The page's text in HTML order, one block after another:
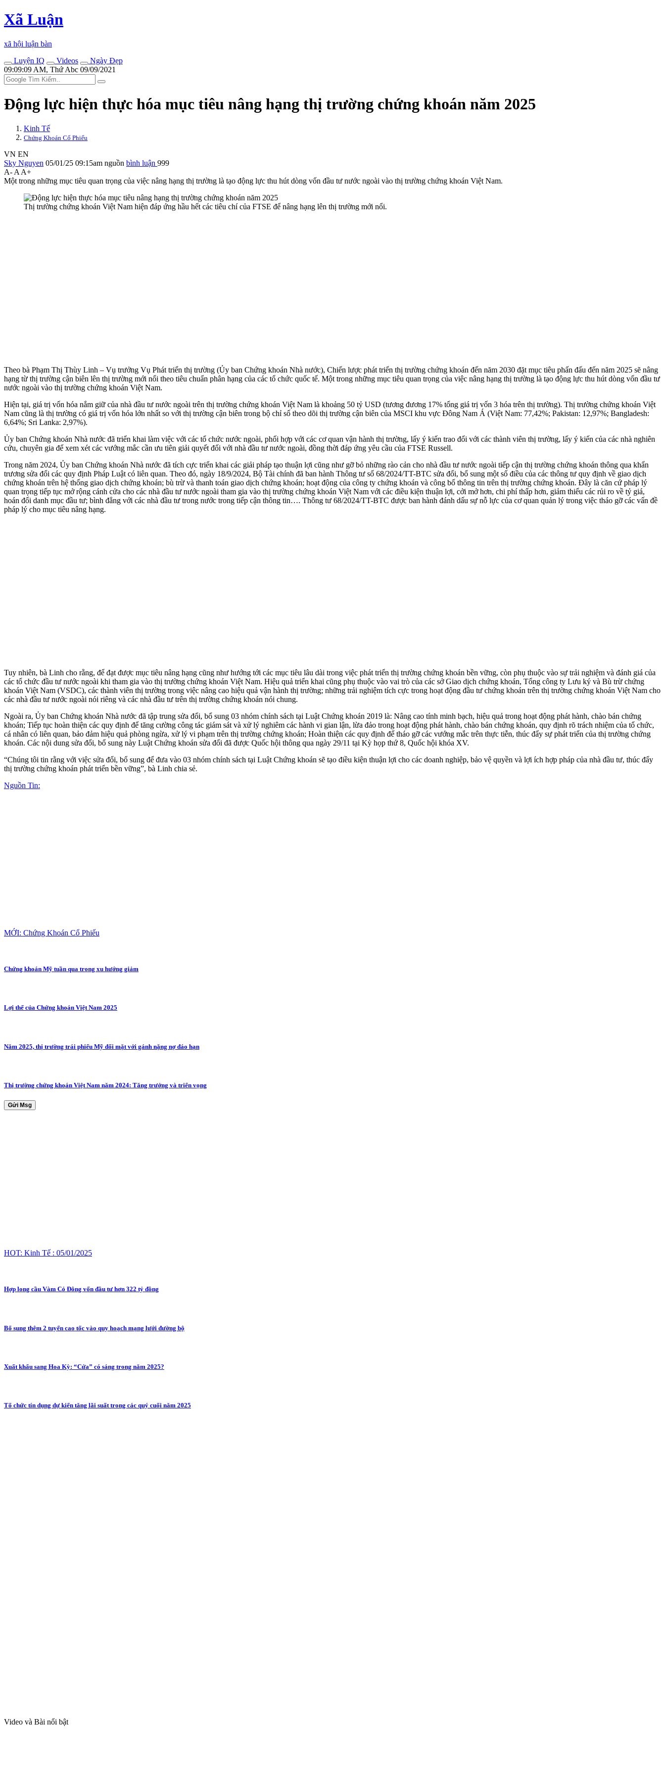
Xã Luận
xã hội luận bàn
Luyện IQ
Videos
Ngày Đẹp
09:09:09 AM, Thứ Abc 09/09/2021
Động lực hiện thực hóa mục tiêu nâng hạng thị trường chứng khoán năm 2025
Kinh Tế
Chứng Khoán Cổ Phiếu
VN EN
Sky Nguyen 05/01/25 09:15am nguồn bình luận 999
A- A A+
Một trong những mục tiêu quan trọng của việc nâng hạng thị trường là tạo động lực thu hút dòng vốn đầu tư nước ngoài vào thị trường chứng khoán Việt Nam.
Thị trường chứng khoán Việt Nam hiện đáp ứng hầu hết các tiêu chí của FTSE để nâng hạng lên thị trường mới nổi.
Theo bà Phạm Thị Thùy Linh – Vụ trưởng Vụ Phát triển thị trường (Ủy ban Chứng khoán Nhà nước), Chiến lược phát triển thị trường chứng khoán đến năm 2030 đặt mục tiêu phấn đấu đến năm 2025 sẽ nâng
hạng từ thị trường cận biên lên thị trường mới nổi theo tiêu chuẩn phân hạng của các tổ chức quốc tế. Một trong những mục tiêu quan trọng của việc nâng hạng thị trường là tạo động lực thu hút dòng vốn đầu tư
nước ngoài vào thị trường chứng khoán Việt Nam.
Hiện tại, giá trị vốn hóa nắm giữ của nhà đầu tư nước ngoài trên thị trường chứng khoán Việt Nam là khoảng 50 tỷ USD (tương đương 17% tổng giá trị vốn 3 hóa trên thị trường). Thị trường chứng khoán Việt
Nam cũng là thị trường có giá trị vốn hóa lớn nhất so với thị trường cận biên trong bộ chỉ số theo dõi thị trường cận biên của MSCI khu vực Đông Nam Á (Việt Nam: 77,42%; Pakistan: 12,97%; Bangladesh:
6,64%; Sri Lanka: 2,97%).
Ủy ban Chứng khoán Nhà nước đã triển khai làm việc với các tổ chức nước ngoài, phối hợp với các cơ quan vận hành thị trường, lấy ý kiến trao đổi với các thành viên thị trường, lấy ý kiến của các nhà nghiên
cứu, chuyên gia để xem xét các vướng mắc cần ưu tiên giải quyết đối với nhà đầu tư nước ngoài, đồng thời đáp ứng yêu cầu của FTSE Russell.
Trong năm 2024, Ủy ban Chứng khoán Nhà nước đã tích cực triển khai các giải pháp tạo thuận lợi cũng như gỡ bỏ những rào cản cho nhà đầu tư nước ngoài tiếp cận thị trường chứng khoán thông qua khẩn
trương sửa đổi các quy định Pháp Luật có liên quan. Theo đó, ngày 18/9/2024, Bộ Tài chính đã ban hành Thông tư số 68/2024/TT-BTC sửa đổi, bổ sung một số điều của các thông tư quy định về giao dịch
chứng khoán trên hệ thống giao dịch chứng khoán; bù trừ và thanh toán giao dịch chứng khoán; hoạt động của công ty chứng khoán và công bố thông tin trên thị trường chứng khoán. Đây là căn cứ pháp lý
quan trọng tiếp tục mở rộng cánh cửa cho các nhà đầu tư nước ngoài tham gia vào thị trường chứng khoán Việt Nam với các điều kiện thuận lợi, cởi mở hơn, chi phí thấp hơn, giảm thiểu các rủi ro về tỷ giá,
hoán đổi danh mục đầu tư; bình đẳng với các nhà đầu tư trong nước trong tiếp cận thông tin…. Thông tư 68/2024/TT-BTC được ban hành đánh dấu sự nỗ lực của cơ quan quản lý trong việc tháo gỡ các vấn đề
pháp lý cho mục tiêu nâng hạng.
Tuy nhiên, bà Linh cho rằng, để đạt được mục tiêu nâng hạng cũng như hướng tới các mục tiêu lâu dài trong việc phát triển thị trường chứng khoán bền vững, còn phụ thuộc vào sự trải nghiệm và đánh giá của
các tổ chức đầu tư nước ngoài khi tham gia vào thị trường chứng khoán Việt Nam. Hiệu quả triển khai cũng phụ thuộc vào vai trò của các sở Giao dịch chứng khoán, Tổng công ty Lưu ký và Bù trừ chứng
khoán Việt Nam (VSDC), các thành viên thị trường trong việc nâng cao hiệu quả vận hành thị trường; những trải nghiệm tích cực trong hoạt động đầu tư chứng khoán trên thị trường chứng khoán Việt Nam cho
các nhà đầu tư nước ngoài nói riêng và các nhà đầu tư trên thị trường chứng khoán nói chung.
Ngoài ra, Ủy ban Chứng khoán Nhà nước đã tập trung sửa đổi, bổ sung 03 nhóm chính sách tại Luật Chứng khoán 2019 là: Nâng cao tính minh bạch, hiệu quả trong hoạt động phát hành, chào bán chứng
khoán; Tiếp tục hoàn thiện các quy định để tăng cường công tác giám sát và xử lý nghiêm các hành vi gian lận, lừa đảo trong hoạt động phát hành, chào bán chứng khoán, quy định rõ trách nhiệm của tổ chức,
cá nhân có liên quan, bảo đảm hiệu quả phòng ngừa, xử lý vi phạm trên thị trường chứng khoán; Hoàn thiện các quy định để tháo gỡ các vướng mắc trên thực tiễn, thúc đẩy sự phát triển của thị trường chứng
khoán. Các nội dung sửa đổi, bổ sung này Luật Chứng khoán sửa đổi đã được Quốc hội thông qua ngày 29/11 tại Kỳ họp thứ 8, Quốc hội khóa XV.
“Chúng tôi tin rằng với việc sửa đổi, bổ sung để đưa vào 03 nhóm chính sách tại Luật Chứng khoán sẽ tạo điều kiện thuận lợi cho các doanh nghiệp, bảo vệ quyền và lợi ích hợp pháp của nhà đầu tư, thúc đẩy
thị trường chứng khoán phát triển bền vững”, bà Linh chia sẻ.
Nguồn Tin:
MỚI: Chứng Khoán Cổ Phiếu
Chứng khoán Mỹ tuần qua trong xu hướng giảm
Lợi thế của Chứng khoán Việt Nam 2025
Năm 2025, thị trường trái phiếu Mỹ đối mặt với gánh nặng nợ đáo hạn
Thị trường chứng khoán Việt Nam năm 2024: Tăng trưởng và triển vọng
Gửi Msg
HOT: Kinh Tế : 05/01/2025
Hợp long cầu Vàm Cỏ Đông vốn đầu tư hơn 322 tỷ đồng
Bổ sung thêm 2 tuyến cao tốc vào quy hoạch mạng lưới đường bộ
Xuất khẩu sang Hoa Kỳ: “Cửa” có sáng trong năm 2025?
Tổ chức tín dụng dự kiến tăng lãi suất trong các quý cuối năm 2025
Video và Bài nổi bật